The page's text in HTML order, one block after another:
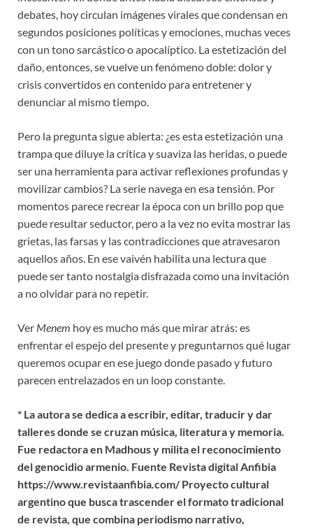
debates, hoy circulan imágenes virales que condensan en
segundos posiciones políticas y emociones, muchas veces
con un tono sarcástico o apocalíptico. La estetización del
daño, entonces, se vuelve un fenómeno doble: dolor y
crisis convertidos en contenido para entretener y
denunciar al mismo tiempo.
Pero la pregunta sigue abierta: ¿es esta estetización una
trampa que diluye la crítica y suaviza las heridas, o puede
ser una herramienta para activar reflexiones profundas y
movilizar cambios? La serie navega en esa tensión. Por
momentos parece recrear la época con un brillo pop que
puede resultar seductor, pero a la vez no evita mostrar las
grietas, las farsas y las contradicciones que atravesaron
aquellos años. En ese vaivén habilita una lectura que
puede ser tanto nostalgia disfrazada como una invitación
a no olvidar para no repetir.
Ver Menem hoy es mucho más que mirar atrás: es
enfrentar el espejo del presente y preguntarnos qué lugar
queremos ocupar en ese juego donde pasado y futuro
parecen entrelazados en un loop constante.
* La autora se dedica a escribir, editar, traducir y dar
talleres donde se cruzan música, literatura y memoria.
Fue redactora en Madhous y milita el reconocimiento
del genocidio armenio. Fuente Revista digital Anfibia
https://www.revistaanfibia.com/ Proyecto cultural
argentino que busca trascender el formato tradicional
de revista, que combina periodismo narrativo,